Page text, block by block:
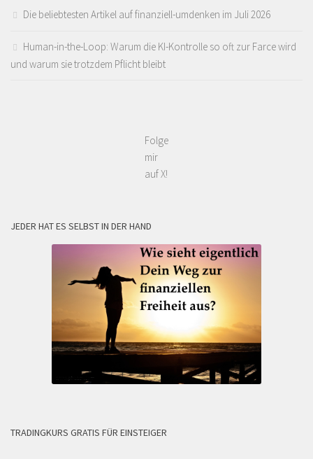
Die beliebtesten Artikel auf finanziell-umdenken im Juli 2026
Human-in-the-Loop: Warum die KI-Kontrolle so oft zur Farce wird
und warum sie trotzdem Pflicht bleibt
Folge
mir
auf X!
JEDER HAT ES SELBST IN DER HAND
TRADINGKURS GRATIS FÜR EINSTEIGER